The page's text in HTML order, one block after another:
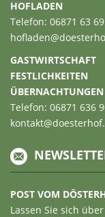
HOFLADEN
Telefon: 06871 63
GASTWIRTSCHAFT
FESTLICHKEITEN
ÜBERNACHTUNGEN
Telefon: 06871 636
POST VOM
Lassen Sie sich über